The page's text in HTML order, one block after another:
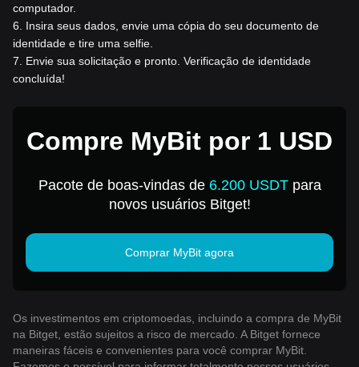
computador.
6
Insira seus dados, envie uma cópia do seu documento de
identidade e tire uma selfie.
7
Envie sua solicitação e pronto. Verificação de identidade
concluída!
Compre MyBit por 1 USD
Pacote de boas-vindas de 6.200 USDTpara
novos usuários Bitget!
Comprar MyBit agora
Os investimentos em criptomoedas, incluindo a compra de MyBit
na Bitget, estão sujeitos a risco de mercado. A Bitget fornece
maneiras fáceis e convenientes para você comprar MyBit.